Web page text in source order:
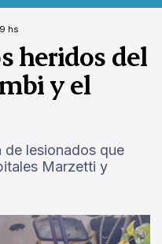
hs
heridos del
y el
de lesionados que
Marzetti y